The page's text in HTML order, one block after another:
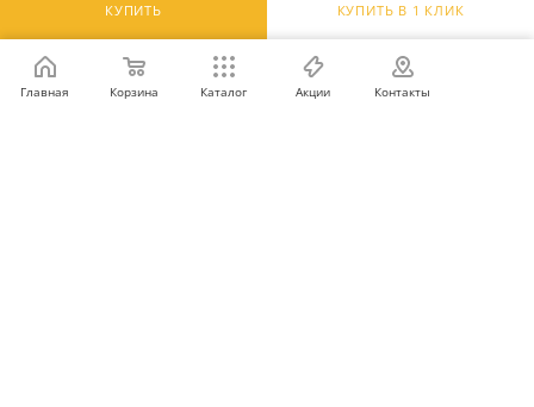
КУПИТЬ КУПИТЬ В 1 КЛИК
ПОДПИСАТЬСЯ НА РАССЫЛКУ
Главная Корзина Каталог Акции Контакты